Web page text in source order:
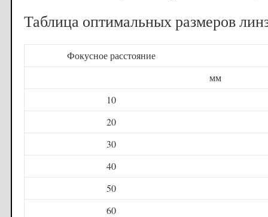
Таблица оптимальных размеров
Фокусное расстояние
мм
10
20
30
40
50
60